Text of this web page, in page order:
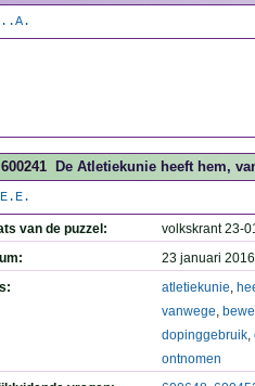
600241 De Atletiekunie heeft hem,
van de puzzel:
volkskrant 23-
23 januari
atletiekunie,
vanwege,
dopinggebruik,
ontnomen